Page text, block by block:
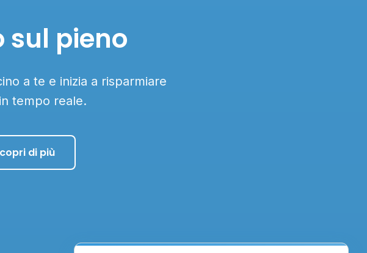
sul pieno
a te e inizia a risparmiare
tempo reale.
di più